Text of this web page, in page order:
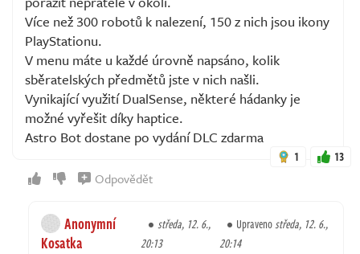
Více než 300 robotů k nalezení, 150 z nich jsou ikony
PlayStationu.
V menu máte u každé úrovně napsáno, kolik
sběratelských předmětů jste v nich našli.
Vynikající využití DualSense, některé hádanky je
možné vyřešit díky haptice.
Astro Bot dostane po vydání DLC zdarma
1 13
Odpovědět
Anonymní
Kosatka
středa, 12. 6.,
20:13
Upravenostředa, 12. 6.,
20:14